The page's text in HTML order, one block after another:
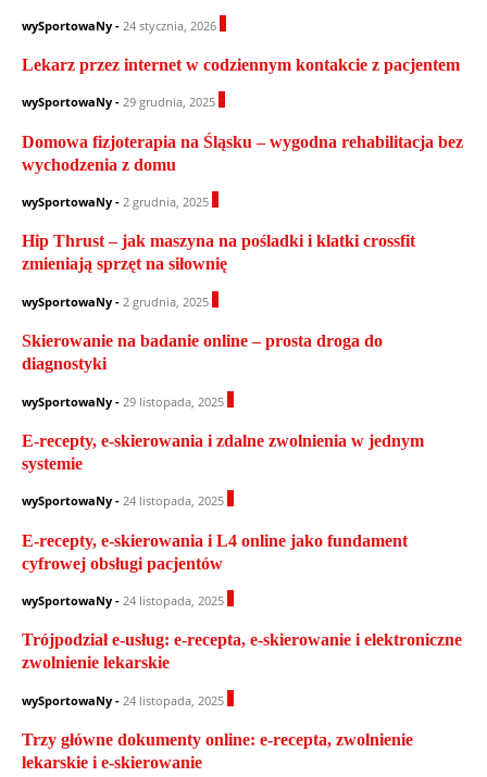
wySportowaNy - 24 stycznia, 2026
Lekarz przez internet w codziennym kontakcie z pacjentem
wySportowaNy - 29 grudnia, 2025
Domowa fizjoterapia na Śląsku – wygodna rehabilitacja bez
wychodzenia z domu
wySportowaNy - 2 grudnia, 2025
Hip Thrust – jak maszyna na pośladki i klatki crossfit
zmieniają sprzęt na siłownię
wySportowaNy - 2 grudnia, 2025
Skierowanie na badanie online – prosta droga do
diagnostyki
wySportowaNy - 29 listopada, 2025
E-recepty, e-skierowania i zdalne zwolnienia w jednym
systemie
wySportowaNy - 24 listopada, 2025
E-recepty, e-skierowania i L4 online jako fundament
cyfrowej obsługi pacjentów
wySportowaNy - 24 listopada, 2025
Trójpodział e-usług: e-recepta, e-skierowanie i elektroniczne
zwolnienie lekarskie
wySportowaNy - 24 listopada, 2025
Trzy główne dokumenty online: e-recepta, zwolnienie
lekarskie i e-skierowanie